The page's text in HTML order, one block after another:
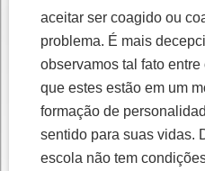
aceitar ser coagido ou
problema. É mais
observamos tal fato
que estes estão em um
formação de
sentido para suas vidas.
escola não tem